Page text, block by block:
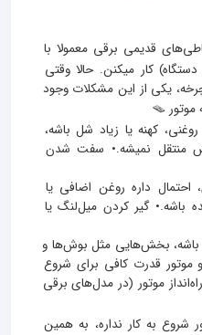
درود توفیقی عزیز 😌🔍چرخ خیاطی‌های قدیمی برقی معمولا با
کار میکنن. حالا وقتی
یکی از این مشکلات وجود
روغنی، کهنه یا زیاد شل باشه،
منتقل نمیشه.• سفت شدن
کردی، احتمال داره روغن اضافی یا
چسبناک باعث چسبیدن محور شده باشه.• گیر کردن میل‌لنگ یا
اگه دستگاه مدت طولانی کار نکرده باشه، بخش‌هایی مثل بوش‌ها و
و موتور قدرت کافی برای شروع
حرکت نداره.• ضعیف بودن خازن راه‌انداز موتور (در مدل‌های برقی
شروع به کار نداره، به همین